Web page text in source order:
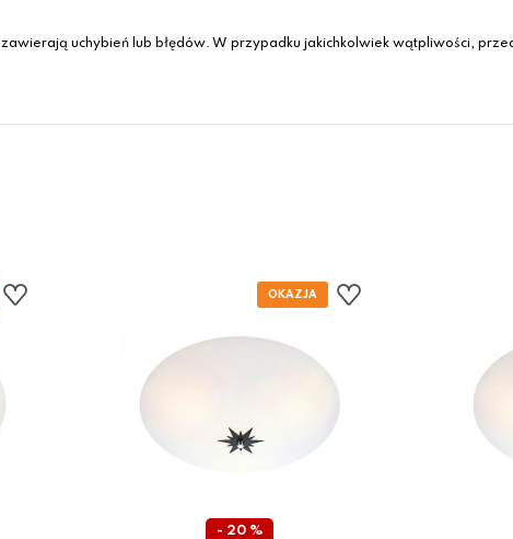
uchybień lub błędów. W przypadku jakichkolwiek wątpliwości,
- 20 %